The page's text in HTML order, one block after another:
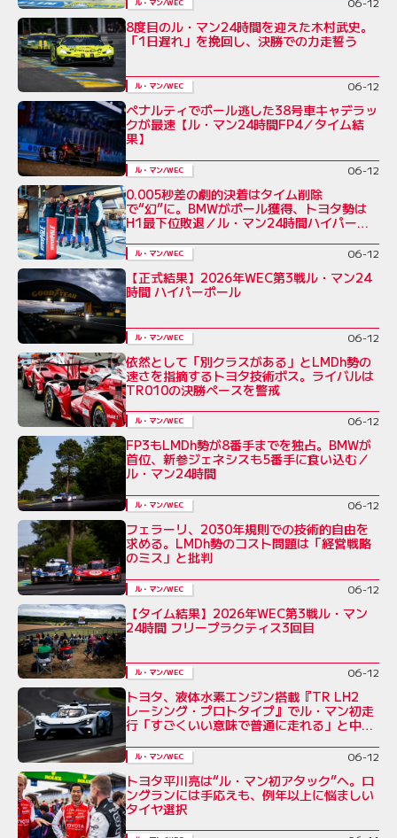
8度目のル・マン24時間を迎えた木村武史。
「1日遅れ」を挽回し、決勝での力走誓う
ル・マン/WEC 06-12
ペナルティでポール逃した38号車キャデラッ
クが最速【ル・マン24時間FP4／タイム結
果】
ル・マン/WEC 06-12
0.005秒差の劇的決着はタイム削除
で“幻”に。BMWがポール獲得、トヨタ勢は
H1最下位敗退／ル・マン24時間ハイパー
ル・マン/WEC 06-12
【正式結果】2026年WEC第3戦ル・マン24
時間 ハイパーポール
ル・マン/WEC 06-12
依然として「別クラスがある」とLMDh勢の
速さを指摘するトヨタ技術ボス。ライバルは
TR010の決勝ペースを警戒
ル・マン/WEC 06-12
FP3もLMDh勢が8番手までを独占。BMWが
首位、新参ジェネシスも5番手に食い込む／
ル・マン24時間
ル・マン/WEC 06-12
フェラーリ、2030年規則での技術的自由を
求める。LMDh勢のコスト問題は「経営戦略
のミス」と批判
ル・マン/WEC 06-12
【タイム結果】2026年WEC第3戦ル・マン
24時間 フリープラクティス3回目
ル・マン/WEC 06-12
トヨタ、液体水素エンジン搭載『TR LH2
レーシング・プロトタイプ』でル・マン初走
行「すごくいい意味で普通に走れる」と中嶋
ル・マン/WEC 06-12
トヨタ平川亮は“ル・マン初アタック”へ。ロ
ングランには手応えも、例年以上に悩ましい
タイヤ選択